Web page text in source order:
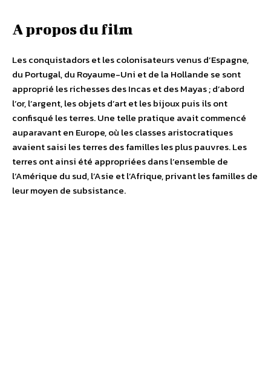
A propos du film
Les conquistadors et les colonisateurs venus d’Espagne,
du Portugal, du Royaume-Uni et de la Hollande se sont
approprié les richesses des Incas et des Mayas ; d’abord
l’or, l’argent, les objets d’art et les bijoux puis ils ont
confisqué les terres. Une telle pratique avait commencé
auparavant en Europe, où les classes aristocratiques
avaient saisi les terres des familles les plus pauvres. Les
terres ont ainsi été appropriées dans l’ensemble de
l’Amérique du sud, l’Asie et l’Afrique, privant les familles de
leur moyen de subsistance.